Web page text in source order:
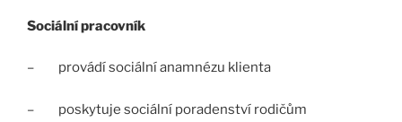
Sociální pracovník
– provádí sociální anamnézu klienta
– poskytuje sociální poradenství rodičům